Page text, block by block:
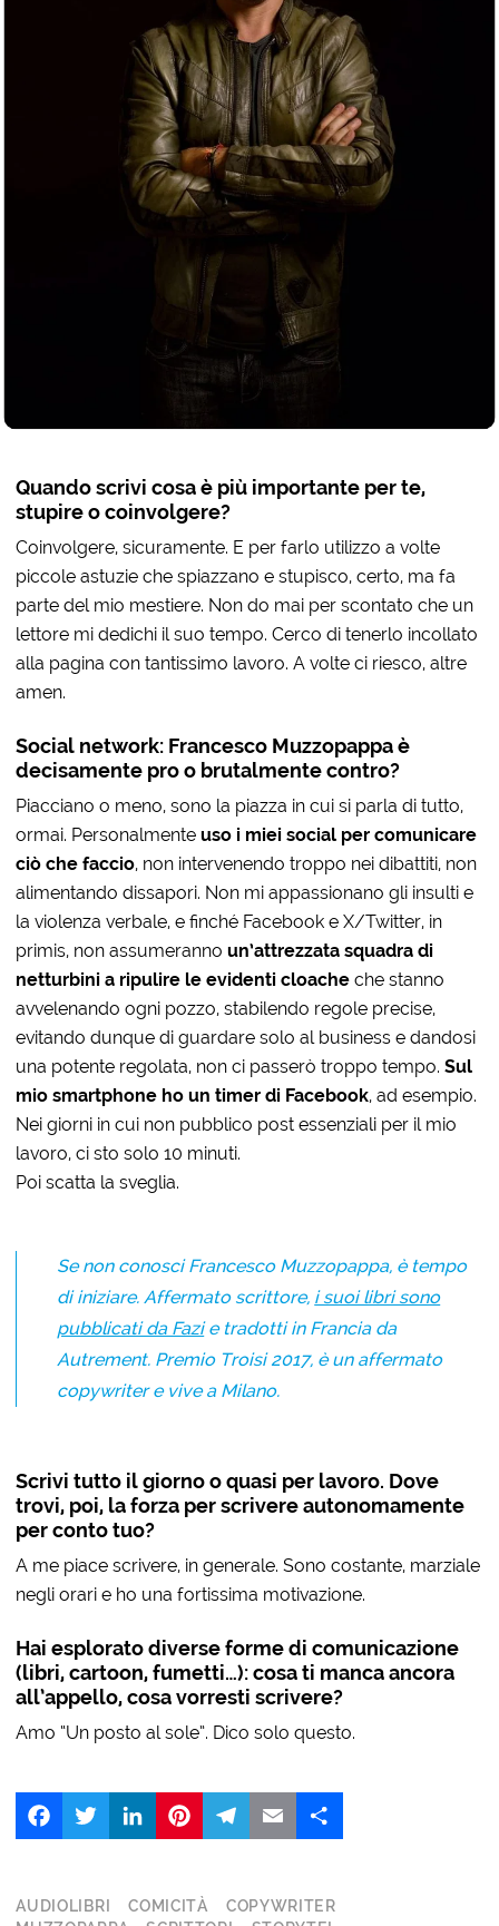
Quando scrivi cosa è più importante per te,
stupire o coinvolgere?
Coinvolgere, sicuramente. E per farlo utilizzo a volte
piccole astuzie che spiazzano e stupisco, certo, ma fa
parte del mio mestiere. Non do mai per scontato che un
lettore mi dedichi il suo tempo. Cerco di tenerlo incollato
alla pagina con tantissimo lavoro. A volte ci riesco, altre
amen.
Social network: Francesco Muzzopappa è
decisamente pro o brutalmente contro?
Piacciano o meno, sono la piazza in cui si parla di tutto,
ormai. Personalmente uso i miei social per comunicare
ciò che faccio, non intervenendo troppo nei dibattiti, non
alimentando dissapori. Non mi appassionano gli insulti e
la violenza verbale, e finché Facebook e X/Twitter, in
primis, non assumerannoun’attrezzata squadra di
netturbini a ripulire le evidenti cloache che stanno
avvelenando ogni pozzo, stabilendo regole precise,
evitando dunque di guardare solo al business e dandosi
una potente regolata, non ci passerò troppo tempo.Sul
mio smartphone ho un timer di Facebook, ad esempio.
Nei giorni in cui non pubblico post essenziali per il mio
lavoro, ci sto solo 10 minuti.
Poi scatta la sveglia.
Se non conosci Francesco Muzzopappa, è tempo
di iniziare. Affermato scrittore, i suoi libri sono
pubblicati da Fazie tradotti in Francia da
Autrement. Premio Troisi 2017, è un affermato
copywriter e vive a Milano.
Scrivi tutto il giorno o quasi per lavoro. Dove
trovi, poi, la forza per scrivere autonomamente
per conto tuo?
A me piace scrivere, in generale. Sono costante, marziale
negli orari e ho una fortissima motivazione.
Hai esplorato diverse forme di comunicazione
(libri, cartoon, fumetti…): cosa ti manca ancora
all’appello, cosa vorresti scrivere?
Amo “Un posto al sole”. Dico solo questo.
LinkedIn
AUDIOLIBRI COMICITÀ
COPYWRITER